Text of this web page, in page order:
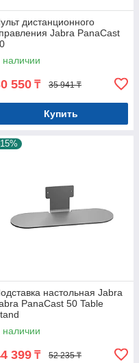
дистанционного
Jabra PanaCast
наличии
550 ₸ 35 941 ₸
Купить
настольная Jabra
PanaCast 50 Table
наличии
399 ₸ 52 235 ₸